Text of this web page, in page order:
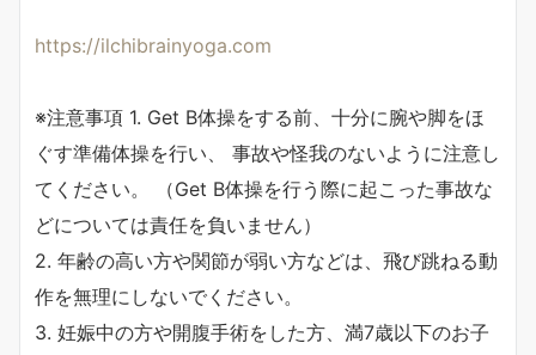
https://ilchibrainyoga.com
※注意事項 1. Get B体操をする前、十分に腕や脚をほ
ぐす準備体操を行い、 事故や怪我のないように注意し
てください。 （Get B体操を行う際に起こった事故な
どについては責任を負いません）
2. 年齢の高い方や関節が弱い方などは、飛び跳ねる動
作を無理にしないでください。
3. 妊娠中の方や開腹手術をした方、満7歳以下のお子